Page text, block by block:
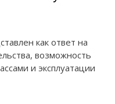
как ответ на
возможность
и эксплуатации